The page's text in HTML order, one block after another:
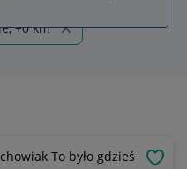
+0 km
To było gdzieś